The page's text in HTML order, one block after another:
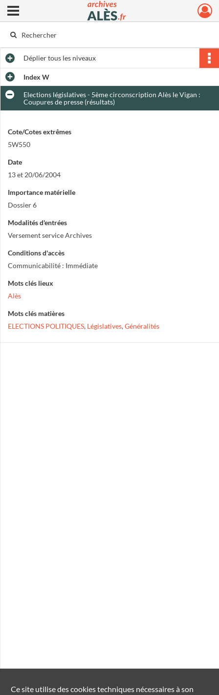
Archives municipales d'Alès
Ouvrir le menu déroulant
Dépliertous les niveaux
Index W
Elections législatives - 5ème circonscription Alès le Vigan :
Coupures de presse (résultats)
Cote/Cotes extrêmes
5W550
Date
13 et 20/06/2004
Importance matérielle
Dossier 6
Modalités d'entrées
Versement service Archives
Conditions d'accès
Communicabilité : Immédiate
Mots clés lieux
Alès
Mots clés matières
ELECTIONS POLITIQUES, Législatives,Généralités
Ce site utilise descookiestechniques nécessaires à son